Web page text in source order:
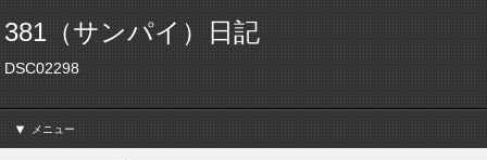
381（サンパイ）日記
DSC02298
メニュー